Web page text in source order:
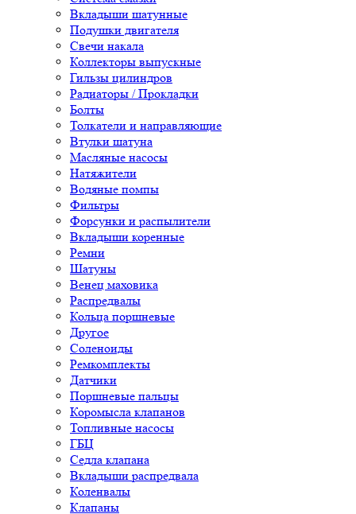
Вкладыши шатунные
Подушки двигателя
Свечи накала
Коллекторы выпускные
Гильзы цилиндров
Радиаторы / Прокладки
Болты
Толкатели и направляющие
Втулки шатуна
Масляные насосы
Натяжители
Водяные помпы
Фильтры
Форсунки и распылители
Вкладыши коренные
Ремни
Шатуны
Венец маховика
Распредвалы
Кольца поршневые
Другое
Соленоиды
Ремкомплекты
Датчики
Поршневые пальцы
Коромысла клапанов
Топливные насосы
ГБЦ
Седла клапана
Вкладыши распредвала
Коленвалы
Клапаны